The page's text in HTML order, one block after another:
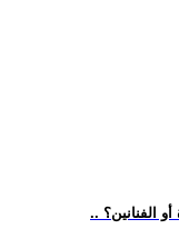
الفنانين؟